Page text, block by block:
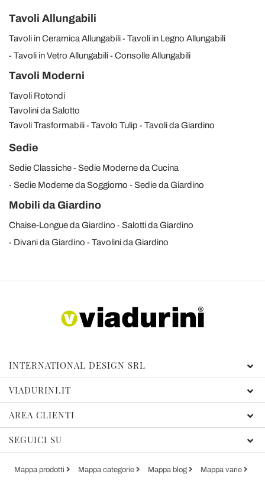
Tavoli Allungabili
Tavoli in Ceramica Allungabili
Tavoli in Legno Allungabili
Tavoli in Vetro Allungabili
Consolle Allungabili
Tavoli Moderni
Tavoli Rotondi
Tavolini da Salotto
Tavoli Trasformabili
Tavolo Tulip Tavoli da Giardino
Sedie
Sedie Classiche
Sedie Moderne da Cucina
Sedie Moderne da Soggiorno
Sedie da Giardino
Mobili da Giardino
Chaise-Longue da Giardino
Salotti da Giardino
Divani da Giardino
Tavolini da Giardino
INTERNATIONAL DESIGN SRL
VIADURINI.IT
AREA CLIENTI
SEGUICI SU
Mappa prodotti Mappa categorie Mappa blog Mappa varie